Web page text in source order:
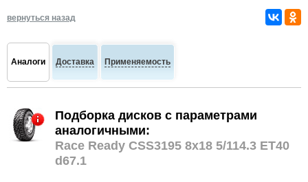
вернуться назад
Аналоги Доставка Применяемость
Подборка дисков с параметрами
аналогичными:
Race Ready CSS3195 8x18 5/114.3 ET40
d67.1